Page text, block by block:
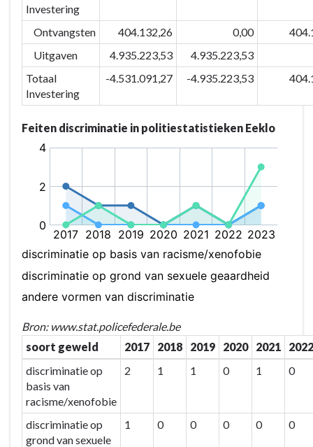
inwoners
Actieplannen
09.05:
diversiteitsbeleid
afkomst,
seksuele
handicap
Investering
Ontvangsten
404.132,26 0,00
Uitgaven
4.935.223,53
4.935.223,53
Totaal
Investering
-4.531.091,27 -4.935.223,53
Feiten discriminatie in politiestatistieken Eeklo
Bron: www.stat.policefederale.be
soort geweld
2017 2018 2019 2020 2021
2022
discriminatie op
basis van
racisme/xenofobie
2 1 1 0 1 0
discriminatie op
grond van sexuele
1 0 0 0 0 0